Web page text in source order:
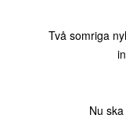
Två somriga
Nu